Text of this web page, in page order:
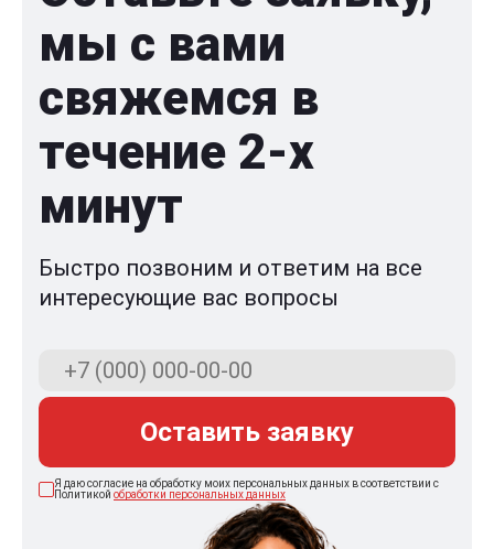
мы с вами
свяжемся в
течение 2-x
минут
Быстро позвоним и ответим на все
интересующие вас вопросы
Оставить заявку
Я даю согласие на обработку моих персональных данных в соответствии с
Политикой обработки персональных данных